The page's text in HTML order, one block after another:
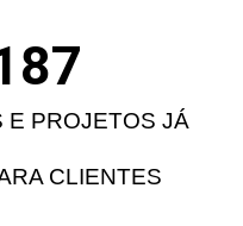
E PROJETOS JÁ
CLIENTES